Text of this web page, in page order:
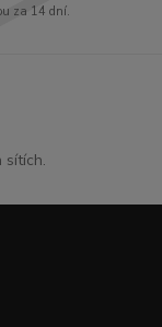
za 14 dní.
sítích.